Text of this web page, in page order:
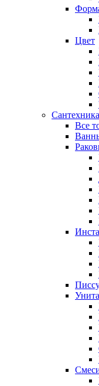
Цвет
Сантехника
Все